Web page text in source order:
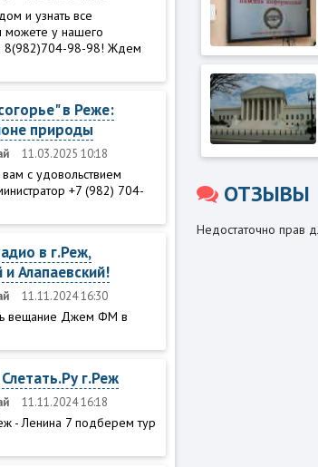
и узнать все
можете у нашего
8(982)704-98-98! Ждем
в Реже:
природы
11.03.2025 10:18
с удовольствием
+7 (982) 704-
в г.Реж,
Алапаевский!
11.11.2024 16:30
вещание Джем ФМ в
г.Реж
11.11.2024 16:18
- Ленина 7 подберем тур
ОТЗЫВЫ
Недостаточно прав